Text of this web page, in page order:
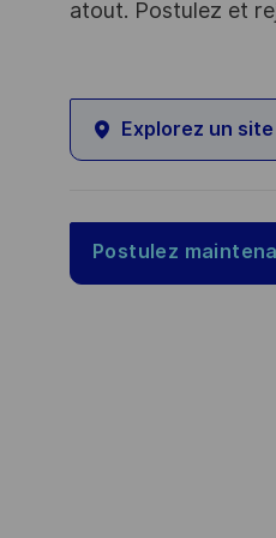
atout. Postulez et
Explorez un site
Postulez